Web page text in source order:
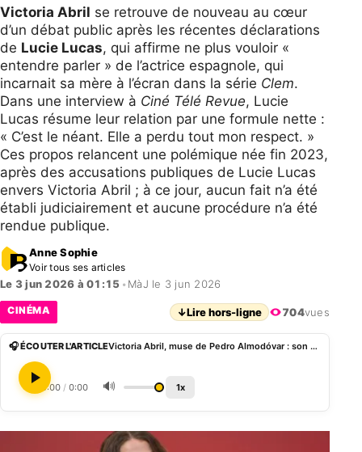
Victoria Abril se retrouve de nouveau au cœur
d’un débat public après les récentes déclarations
de Lucie Lucas, qui affirme ne plus vouloir «
entendre parler » de l’actrice espagnole, qui
incarnait sa mère à l’écran dans la série Clem.
Dans une interview à Ciné Télé Revue, Lucie
Lucas résume leur relation par une formule nette :
« C’est le néant. Elle a perdu tout mon respect. »
Ces propos relancent une polémique née fin 2023,
après des accusations publiques de Lucie Lucas
envers Victoria Abril ; à ce jour, aucun fait n’a été
établi judiciairement et aucune procédure n’a été
rendue publique.
Anne Sophie
Voir tous ses articles
Le 3 jun 2026 à 01:15 • MàJ le 3 jun 2026
CINÉMA ↓Lire hors-ligne 704vues
🎧 ÉCOUTER L'ARTICLE Victoria Abril, muse de Pedro Almodóvar : son plus grand succès au cinéma est français
0:00 / 0:00 🔊 1x